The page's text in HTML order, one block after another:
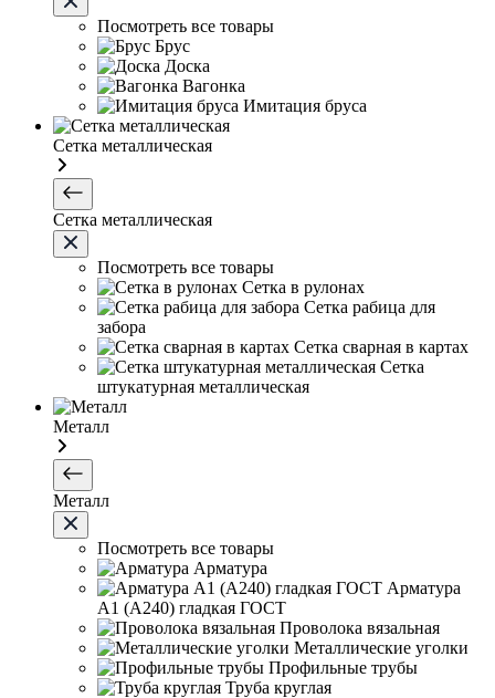
Посмотреть все товары
Брус
Доска
Вагонка
Имитация бруса
Сетка металлическая
Сетка металлическая
Посмотреть все товары
Сетка в рулонах
Сетка рабица для
забора
Сетка сварная в картах
Сетка
штукатурная металлическая
Металл
Металл
Посмотреть все товары
Арматура
Арматура
А1 (А240) гладкая ГОСТ
Проволока вязальная
Металлические уголки
Профильные трубы
Труба круглая